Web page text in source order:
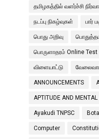
தமிழகத்தில் வளர்ச்சி
நடப்பு நிகழ்வுகள் பார்
பொது அறிவு
பொருளாதரம் Online Test
விளையாட்டு
ANNOUNCEMENTS
APTITUDE AND
Ayakudi TNPSC
Computer